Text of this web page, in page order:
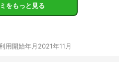
をもっと見る
用開始年月 2021年11月